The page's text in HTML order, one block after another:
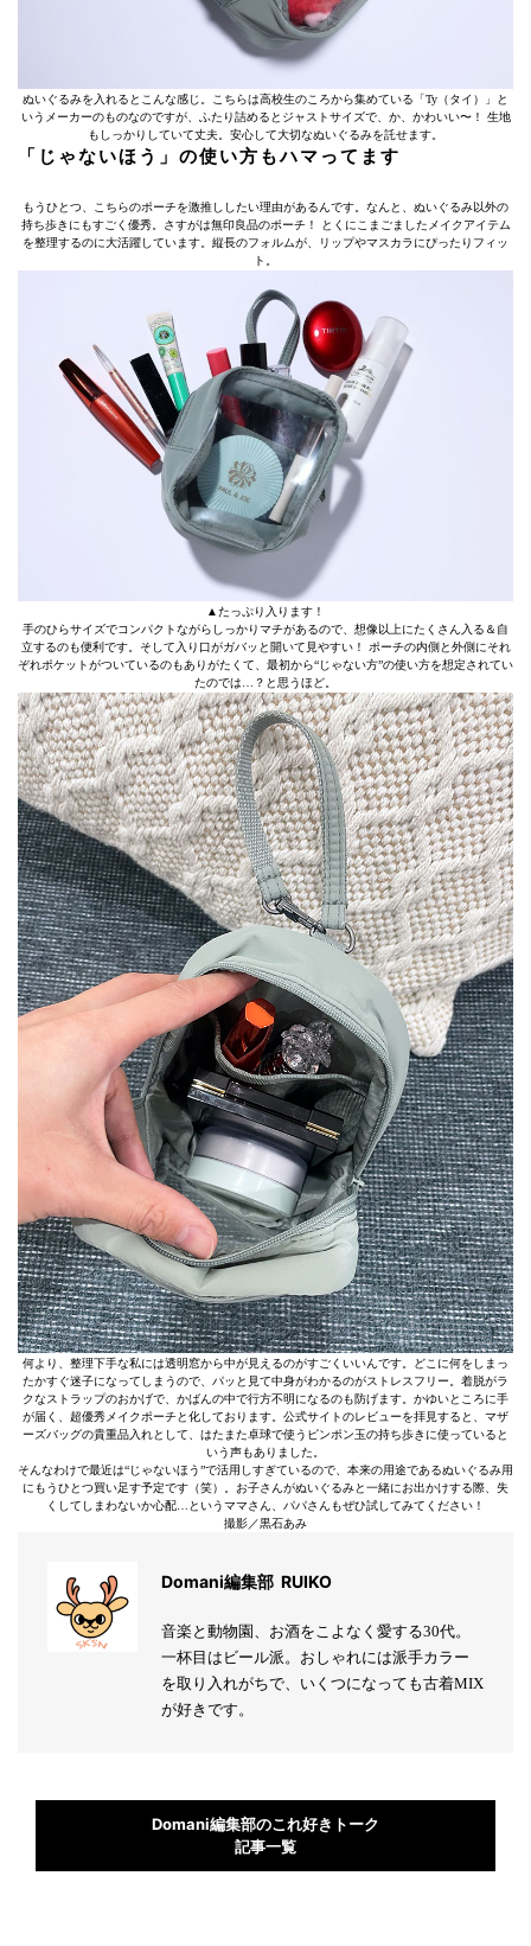
ぬいぐるみを入れるとこんな感じ。こちらは高校生のころから集めている「Ty（タイ）」と
いうメーカーのものなのですが、ふたり詰めるとジャストサイズで、か、かわいい〜！ 生地
もしっかりしていて丈夫。安心して大切なぬいぐるみを託せます。
「じゃないほう」の使い方もハマってます
もうひとつ、こちらのポーチを激推ししたい理由があるんです。なんと、ぬいぐるみ以外の
持ち歩きにもすごく優秀。さすがは無印良品のポーチ！ とくにこまごましたメイクアイテム
を整理するのに大活躍しています。縦長のフォルムが、リップやマスカラにぴったりフィッ
ト。
▲たっぷり入ります！
手のひらサイズでコンパクトながらしっかりマチがあるので、想像以上にたくさん入る＆自
立するのも便利です。そして入り口がガバッと開いて見やすい！ ポーチの内側と外側にそれ
ぞれポケットがついているのもありがたくて、最初から“じゃない方”の使い方を想定されてい
たのでは…？と思うほど。
何より、整理下手な私には透明窓から中が見えるのがすごくいいんです。どこに何をしまっ
たかすぐ迷子になってしまうので、パッと見て中身がわかるのがストレスフリー。着脱がラ
クなストラップのおかげで、かばんの中で行方不明になるのも防げます。かゆいところに手
が届く、超優秀メイクポーチと化しております。公式サイトのレビューを拝見すると、マザ
ーズバッグの貴重品入れとして、はたまた卓球で使うピンポン玉の持ち歩きに使っていると
いう声もありました。
そんなわけで最近は“じゃないほう”で活用しすぎているので、本来の用途であるぬいぐるみ用
にもうひとつ買い足す予定です（笑）。お子さんがぬいぐるみと一緒にお出かけする際、失
くしてしまわないか心配…というママさん、パパさんもぜひ試してみてください！
撮影／黒石あみ
Domani編集部 RUIKO
音楽と動物園、お酒をこよなく愛する30代。
一杯目はビール派。おしゃれには派手カラー
を取り入れがちで、いくつになっても古着MIX
が好きです。
Domani編集部のこれ好きトーク
記事一覧